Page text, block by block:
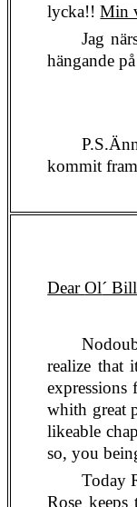
lycka!!Min
Jag
hängande
kommit
DearOl´
realize that
whith great
likeable
so, you
Today
Rose